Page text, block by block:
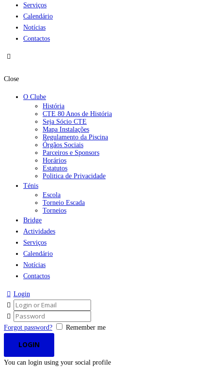
Serviços
Calendário
Notícias
Contactos
Close
O Clube
História
CTE 80 Anos de História
Seja Sócio CTE
Mapa Instalações
Regulamento da Piscina
Órgãos Sociais
Parceiros e Sponsors
Horários
Estatutos
Politica de Privacidade
Ténis
Escola
Torneio Escada
Torneios
Bridge
Actividades
Serviços
Calendário
Notícias
Contactos
Login
Forgot password? Remember me
You can login using your social profile